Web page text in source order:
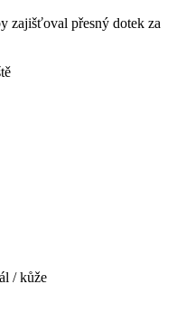
zajišťoval přesný dotek za
/ kůže